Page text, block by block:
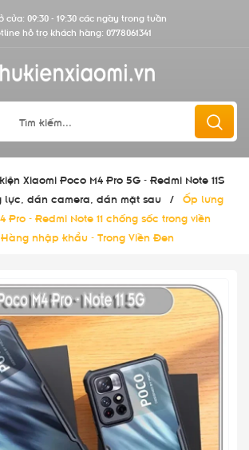
cửa: 09:30 - 19:30 các ngày trong tuần
hỗ trợ khách hàng: 0778061341
Xiaomi Poco M4 Pro 5G - Redmi Note 11S
lực, dán camera, dán mặt sau
/ Ốp lưng
Pro - Redmi Note 11 chống sốc trong viền
nhập khẩu - Trong Viền Đen